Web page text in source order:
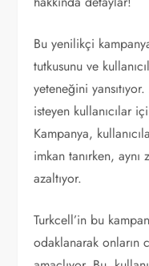
Bu yenilikçi
tutkusunu ve
yeteneğini
isteyen kullanıcılar
Kampanya,
imkan tanırken, aynı
azaltıyor.
Turkcell’in bu
odaklanarak onların